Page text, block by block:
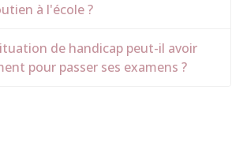
à l'école ?
de handicap peut-il avoir
pour passer ses examens ?